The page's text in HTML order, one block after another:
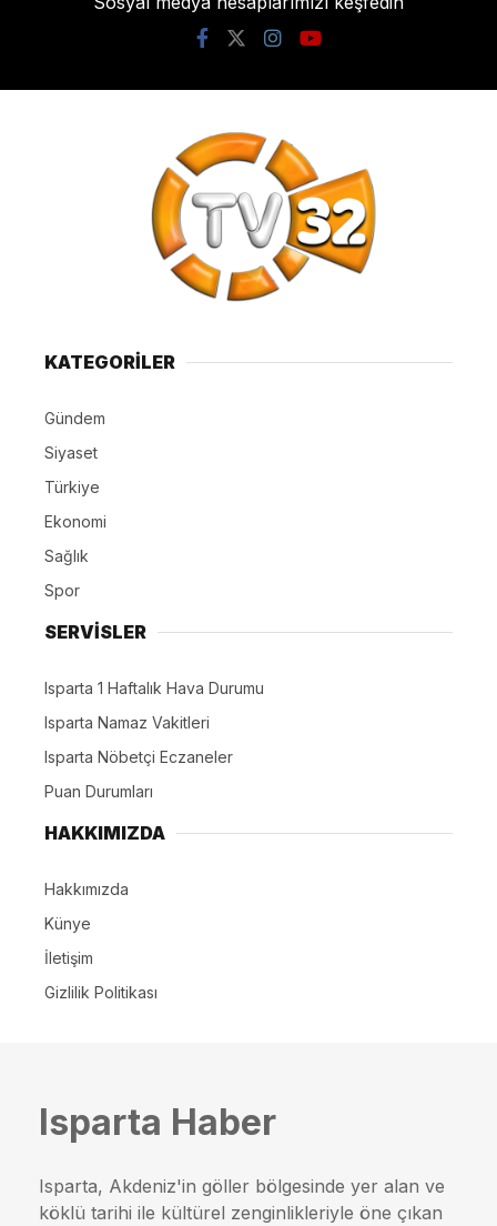
KATEGORİLER
Gündem
Siyaset
Türkiye
Ekonomi
Sağlık
Spor
SERVİSLER
Isparta 1 Haftalık Hava Durumu
Isparta Namaz Vakitleri
Isparta Nöbetçi Eczaneler
Puan Durumları
HAKKIMIZDA
Hakkımızda
Künye
İletişim
Gizlilik Politikası
Isparta Haber
Isparta, Akdeniz'in göller bölgesinde yer alan ve
köklü tarihi ile kültürel zenginlikleriyle öne çıkan